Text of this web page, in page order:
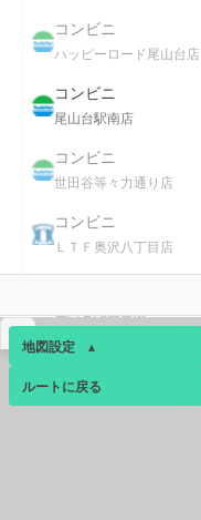
コンビニ
ハッピーロード尾山台店
コンビニ
尾山台駅南店
コンビニ
世田谷等々力通り店
コンビニ
ＬＴＦ奥沢八丁目店
世田谷尾山台店
地図設定 ▴
ベース ▴
ルートに戻る